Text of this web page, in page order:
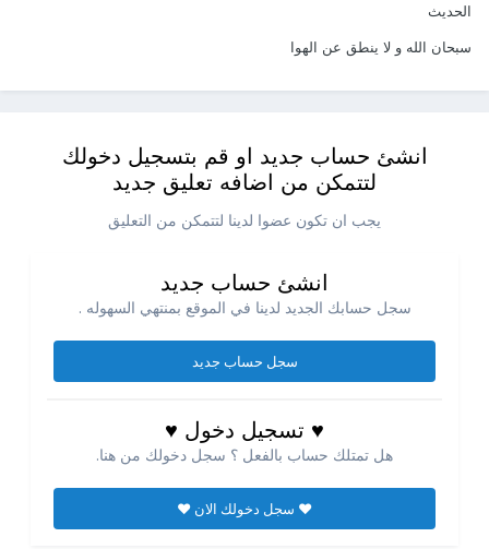
الحديث
سبحان الله و لا ينطق عن الهوا
انشئ حساب جديد او قم بتسجيل دخولك
لتتمكن من اضافه تعليق جديد
يجب ان تكون عضوا لدينا لتتمكن من التعليق
انشئ حساب جديد
سجل حسابك الجديد لدينا في الموقع بمنتهي السهوله .
سجل حساب جديد
♥ تسجيل دخول ♥
هل تمتلك حساب بالفعل ؟ سجل دخولك من هنا.
♥ سجل دخولك الان ♥